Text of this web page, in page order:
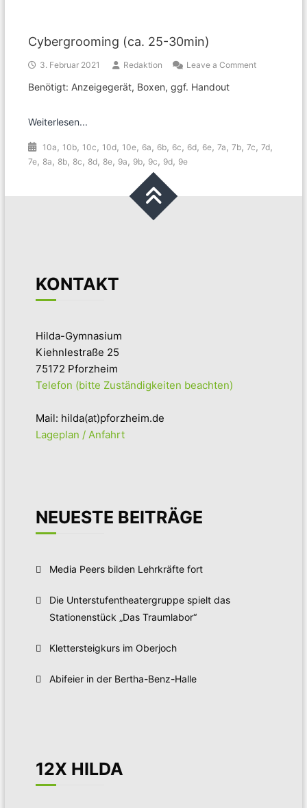
Cybergrooming (ca. 25-30min)
3. Februar 2021 Redaktion Leave a Comment
Benötigt: Anzeigegerät, Boxen, ggf. Handout
Weiterlesen...
10a , 10b, 10c , 10d, 10e, 6a , 6b, 6c , 6d, 6e,7a ,7b,7c ,7d,
7e, 8a , 8b, 8c , 8d, 8e, 9a , 9b, 9c , 9d, 9e
KONTAKT
Hilda-Gymnasium
Kiehnlestraße 25
75172 Pforzheim
Telefon (bitte Zuständigkeiten beachten)
Mail: hilda(at)pforzheim.de
Lageplan / Anfahrt
NEUESTE BEITRÄGE
Media Peers bilden Lehrkräfte fort
Die Unterstufentheatergruppe spielt das
Stationenstück „Das Traumlabor“
Klettersteigkurs im Oberjoch
Abifeier in der Bertha-Benz-Halle
12X HILDA